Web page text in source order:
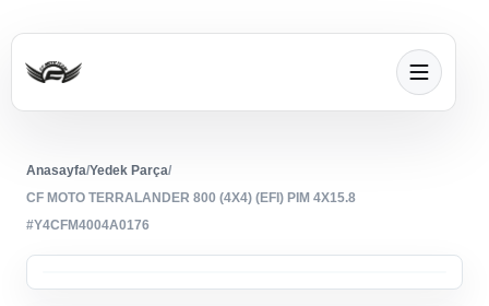
Anasayfa/Yedek Parça/
CF MOTO TERRALANDER 800 (4X4) (EFI) PIM 4X15.8
#Y4CFM4004A0176